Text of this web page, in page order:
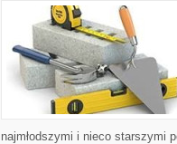
najmłodszymi i nieco starszymi